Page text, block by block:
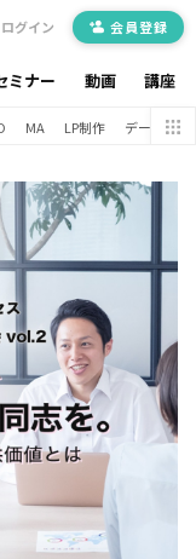
ミナー 動画 講座
ログイン 会員登録
MA LP制作 データ分析